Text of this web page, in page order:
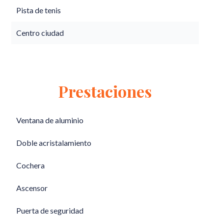
Pista de tenis
Centro ciudad
Prestaciones
Ventana de aluminio
Doble acristalamiento
Cochera
Ascensor
Puerta de seguridad